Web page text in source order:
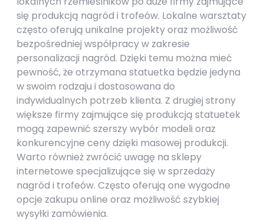
się produkcją nagród i trofeów. Lokalne warsztaty
często oferują unikalne projekty oraz możliwość
bezpośredniej współpracy w zakresie
personalizacji nagród. Dzięki temu można mieć
pewność, że otrzymana statuetka będzie jedyna
w swoim rodzaju i dostosowana do
indywidualnych potrzeb klienta. Z drugiej strony
większe firmy zajmujące się produkcją statuetek
mogą zapewnić szerszy wybór modeli oraz
konkurencyjne ceny dzięki masowej produkcji.
Warto również zwrócić uwagę na sklepy
internetowe specjalizujące się w sprzedaży
nagród i trofeów. Często oferują one wygodne
opcje zakupu online oraz możliwość szybkiej
wysyłki zamówienia.